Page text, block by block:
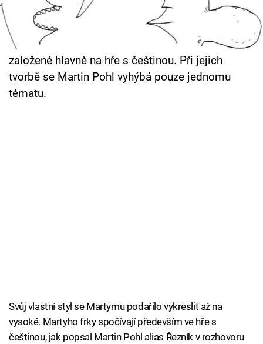
Cool Esport
Pořady
TV Program
Sledujte prima+
Řezník. V posledních letech ale ukázal, že má víc
než jednu tvář. Kromě hudby sklízí úspěchy ve
světě filmu a je autorem Martyho frků. Vtipy jsou
založené hlavně na hře s češtinou. Při jejich
tvorbě se Martin Pohl vyhýbá pouze jednomu
tématu.
Svůj vlastní styl se Martymu podařilo vykreslit až na
vysoké. Martyho frky spočívají především ve hře s
češtinou, jak popsal Martin Pohl alias Řezník v rozhovoru